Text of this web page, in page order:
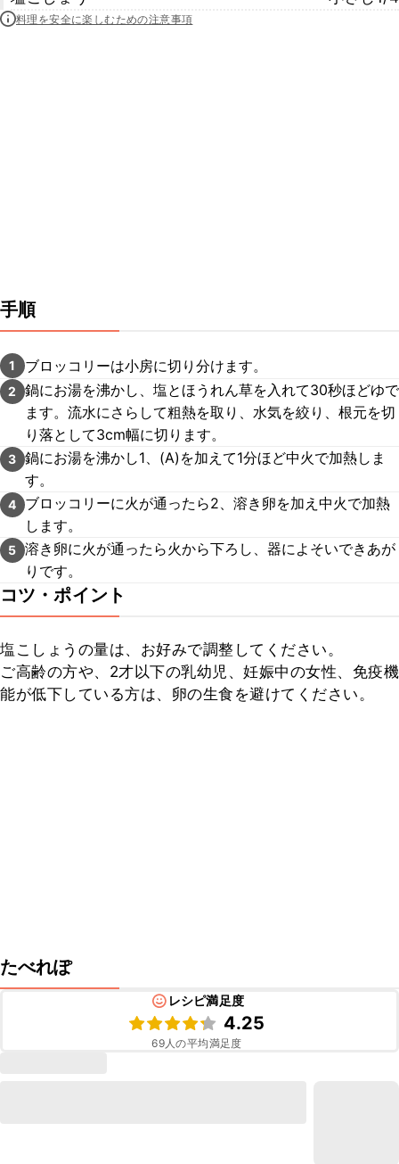
料理を安全に楽しむための注意事項
手順
1 ブロッコリーは小房に切り分けます。
2
鍋にお湯を沸かし、塩とほうれん草を入れて30秒ほどゆで
ます。流水にさらして粗熱を取り、水気を絞り、根元を切
り落として3cm幅に切ります。
3 鍋にお湯を沸かし1、(A)を加えて1分ほど中火で加熱しま
す。
4
ブロッコリーに火が通ったら2、溶き卵を加え中火で加熱
します。
5 溶き卵に火が通ったら火から下ろし、器によそいできあが
りです。
コツ・ポイント
塩こしょうの量は、お好みで調整してください。
ご高齢の方や、2才以下の乳幼児、妊娠中の女性、免疫機
能が低下している方は、卵の生食を避けてください。
たべれぽ
レシピ満足度
4.25
69人の平均満足度